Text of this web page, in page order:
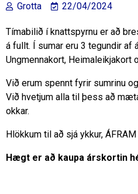
Grotta 22/04/2024
Tímabilið í knattspyrnu er að
á fullt. Í sumar eru 3 tegundir af
Ungmennakort, Heimaleikjakort
Við erum spennt fyrir sumrinu
Við hvetjum alla til þess að
okkar.
Hlökkum til að sjá ykkur, ÁFRAM
Hægt er að kaupa árskortin